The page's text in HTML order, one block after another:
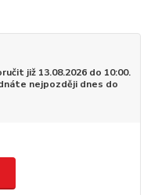
již 13.08.2026 do 10:00.
nejpozději dnes do